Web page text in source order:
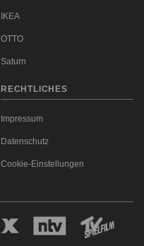
IKEA
OTTO
Saturn
RECHTLICHES
Impressum
Datenschutz
Cookie-Einstellungen